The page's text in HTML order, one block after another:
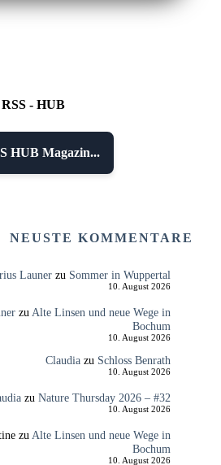
RSS - HUB
HUB Magazin...
NEUSTE KOMMENTARE
Launerzu Sommer in Wuppertal
10. August 2026
zu Alte Linsen und neue Wege in
Bochum
10. August 2026
Claudiazu Schloss Benrath
10. August 2026
zu Nature Thursday 2026 – #32
10. August 2026
zuAlte Linsen und neue Wege in
Bochum
10. August 2026